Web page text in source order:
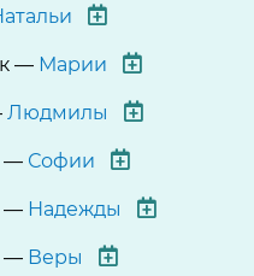
— Марии
Людмилы
— Софии
— Надежды
— Веры